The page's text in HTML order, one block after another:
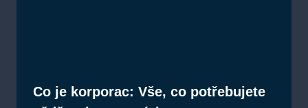
Co je korporac: Vše, co potřebujete